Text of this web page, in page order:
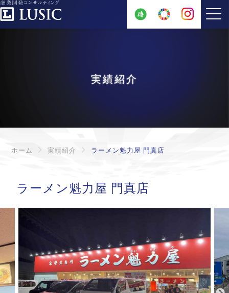
実績紹介
ホーム 実績紹介 ラーメン魁力屋 門真店
ラーメン魁力屋 門真店